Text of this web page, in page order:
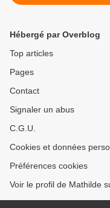
Hébergé par Overblog
Top articles
Pages
Contact
Signaler un abus
C.G.U.
Cookies et données
Préférences cookies
Voir le profil de Mathilde